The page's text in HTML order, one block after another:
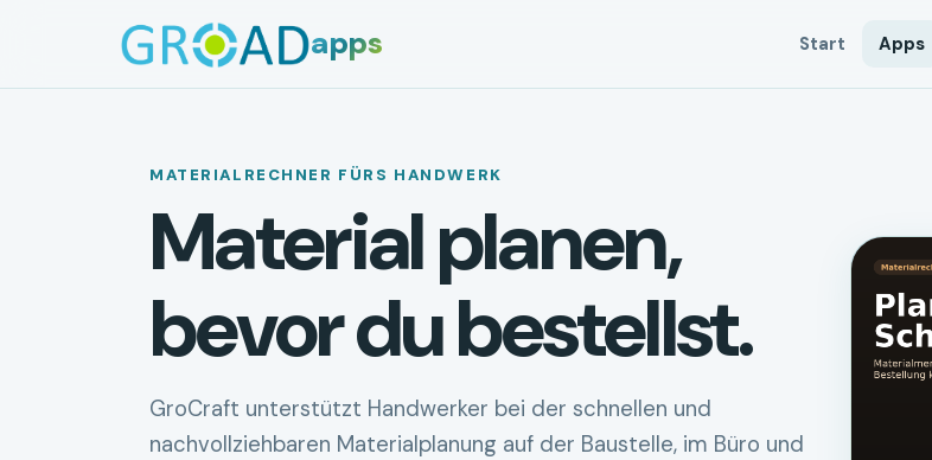
apps Start Apps
MATERIALRECHNER FÜRS HANDWERK
Material planen,
bevor du bestellst.
GroCraft unterstützt Handwerker bei der schnellen und
nachvollziehbaren Materialplanung auf der Baustelle, im Büro und